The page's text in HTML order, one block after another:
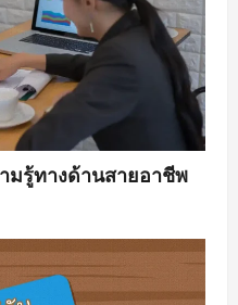
รู้ทางด้านสายอาชีพ